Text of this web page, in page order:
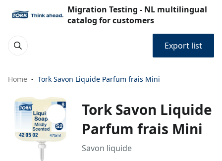
Migration Testing - NL multilingual
catalog for customers
Export list
Home Tork Savon Liquide Parfum frais Mini
Tork Savon Liquide
Parfum frais Mini
Savon liquide